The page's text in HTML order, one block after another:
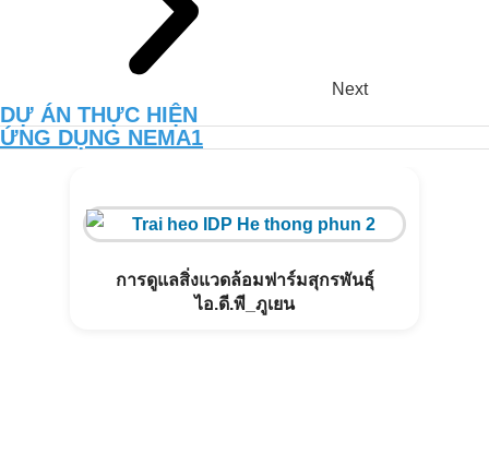
Next
DỰ ÁN THỰC HIỆN
ỨNG DỤNG NEMA1
การดูแลสิ่งแวดล้อมฟาร์มสุกรพันธุ์
ไอ.ดี.พี_ภูเยน